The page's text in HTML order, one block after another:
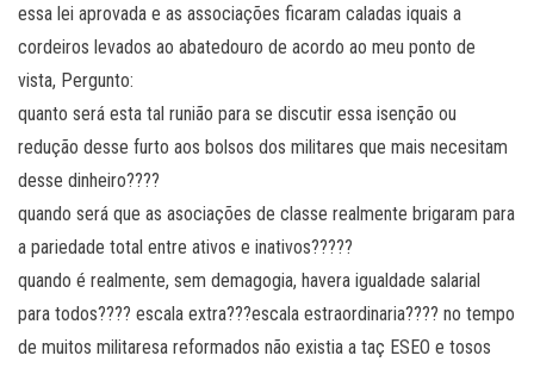
essa lei aprovada e as associações ficaram caladas iquais a
cordeiros levados ao abatedouro de acordo ao meu ponto de
vista, Pergunto:
quanto será esta tal runião para se discutir essa isenção ou
redução desse furto aos bolsos dos militares que mais necesitam
desse dinheiro????
quando será que as asociações de classe realmente brigaram para
a pariedade total entre ativos e inativos?????
quando é realmente, sem demagogia, havera igualdade salarial
para todos???? escala extra???escala estraordinaria???? no tempo
de muitos militaresa reformados não existia a taç ESEO e tosos